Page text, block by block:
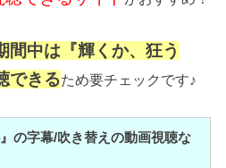
間中は『輝くか、狂う
できるため要チェックです♪
の字幕/吹き替えの動画視聴な